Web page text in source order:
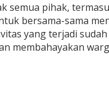
semua pihak,
bersama-sama
yang terjadi
membahayakan